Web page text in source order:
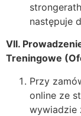
następuje
VII.
Treningowe
Przy
online ze
wywiadzie